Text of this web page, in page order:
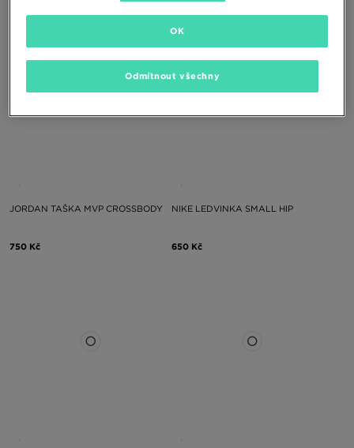
JORDAN TAŠKA MVP CROSSBODY
750 Kč
NIKE LEDVINKA SMALL HIP
650 Kč
Odmítnout všechny
OK